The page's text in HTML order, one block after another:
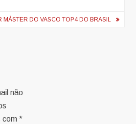
DO VASCO TOP4 DO BRASIL
não
com*